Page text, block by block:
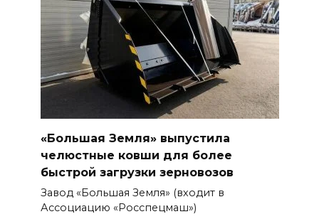
«Большая Земля» выпустила
челюстные ковши для более
быстрой загрузки зерновозов
Завод «Большая Земля» (входит в
Ассоциацию «Росспецмаш»)